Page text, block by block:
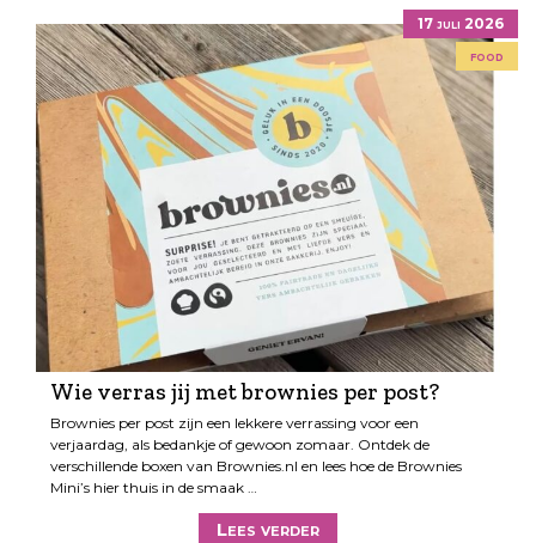
17 juli 2026
food
Wie verras jij met brownies per post?
Brownies per post zijn een lekkere verrassing voor een
verjaardag, als bedankje of gewoon zomaar. Ontdek de
verschillende boxen van Brownies.nl en lees hoe de Brownies
Mini’s hier thuis in de smaak …
Lees verder